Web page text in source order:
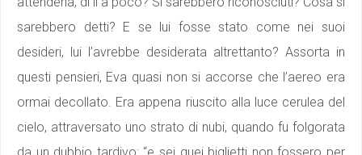
sarebbero detti? E se lui fosse stato come nei suoi
desideri, lui l’avrebbe desiderata altrettanto? Assorta in
questi pensieri, Eva quasi non si accorse che l’aereo era
ormai decollato. Era appena riuscito alla luce cerulea del
cielo, attraversato uno strato di nubi, quando fu folgorata